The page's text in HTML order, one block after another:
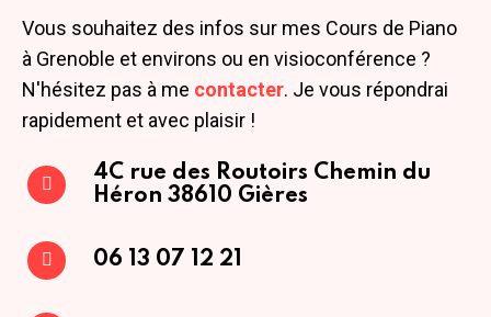
Vous souhaitez des infos sur mes Cours de Piano
à Grenoble et environs ou en visioconférence ?
N'hésitez pas à me contacter. Je vous répondrai
rapidement et avec plaisir !
4C rue des Routoirs Chemin du
Héron 38610 Gières
06 13 07 12 21